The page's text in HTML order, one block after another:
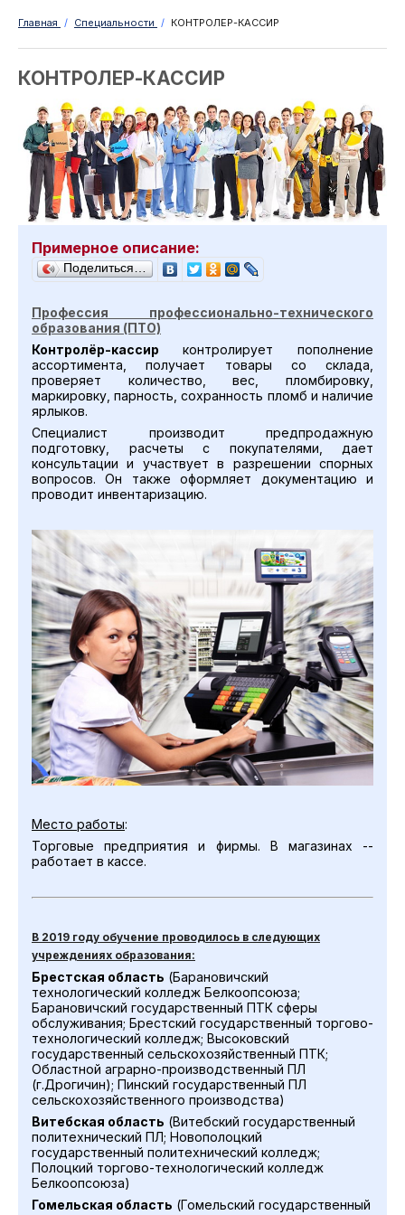
Главная / Специальности / КОНТРОЛЕР-КАССИР
КОНТРОЛЕР-КАССИР
Примерное описание:
Поделиться…
Профессия профессионально-технического
образования (ПТО)
Контролёр-кассир контролирует пополнение
ассортимента, получает товары со склада,
проверяет количество, вес, пломбировку,
маркировку, парность, сохранность пломб и наличие
ярлыков.
Специалист производит предпродажную
подготовку, расчеты с покупателями, дает
консультации и участвует в разрешении спорных
вопросов. Он также оформляет документацию и
проводит инвентаризацию.
Место работы:
Торговые предприятия и фирмы. В магазинах --
работает в кассе.
В 2019 году обучение проводилось в следующих
учреждениях образования:
Брестская область (Барановичский
технологический колледж Белкоопсоюза;
Барановичский государственный ПТК сферы
обслуживания; Брестский государственный торгово-
технологический колледж; Высоковский
государственный сельскохозяйственный ПТК;
Областной аграрно-производственный ПЛ
(г.Дрогичин); Пинский государственный ПЛ
сельскохозяйственного производства)
Витебская область (Витебский государственный
политехнический ПЛ; Новополоцкий
государственный политехнический колледж;
Полоцкий торгово-технологический колледж
Белкоопсоюза)
Гомельская область (Гомельский государственный